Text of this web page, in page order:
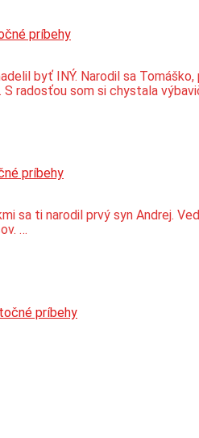
príbehy
byť INÝ. Narodil sa
radosťou som si chystala
príbehy
sa ti narodil prvý syn Andrej.
…
príbehy